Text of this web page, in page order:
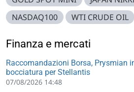
NASDAQ100
WTI CRUDE OIL
Finanza e mercati
Raccomandazioni Borsa, Prysmian
bocciatura per Stellantis
07/08/2026 14:48